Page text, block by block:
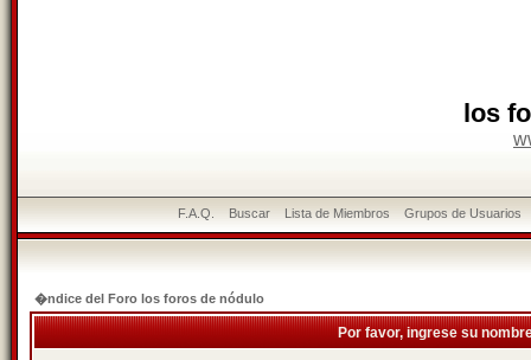
los
F.A.Q. Buscar Lista de Miembros Grupos de Usuarios
�ndice del Foro los foros de nódulo
Por favor, ingrese su